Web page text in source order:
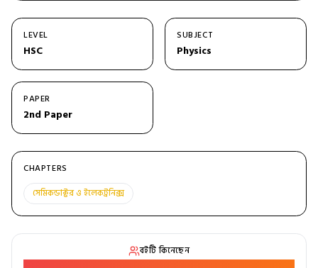
LEVEL
HSC
SUBJECT
Physics
PAPER
2nd Paper
CHAPTERS
সেমিকন্ডাক্টর ও ইলেকট্রনিক্স
বইটি কিনেছেন